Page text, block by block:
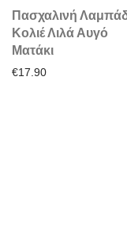
Πασχαλινή
Κολιέ Λιλά Αυγό
Ματάκι
€17.90